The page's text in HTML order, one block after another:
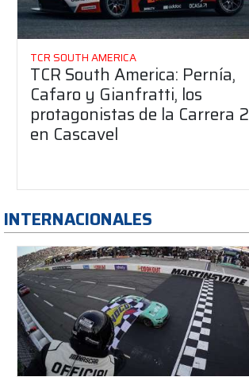
TCR SOUTH AMERICA
TCR South America: Pernía,
Cafaro y Gianfratti, los
protagonistas de la Carrera 2
en Cascavel
INTERNACIONALES